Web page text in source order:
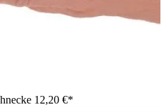
12,20 €*